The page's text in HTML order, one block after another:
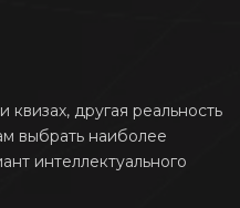
квизах, другая реальность
выбрать наиболее
интеллектуального